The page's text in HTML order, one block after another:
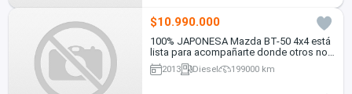
$10.990.000
100% JAPONESA Mazda BT-50 4x4 está
lista para acompañarte donde otros no
llegan
2013 Diesel 199000 km